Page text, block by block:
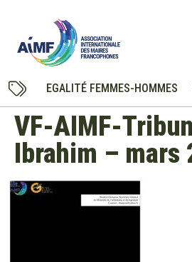
EGALITÉ FEMMES-HOMMES
VF-AIMF-
Ibrahim – mars